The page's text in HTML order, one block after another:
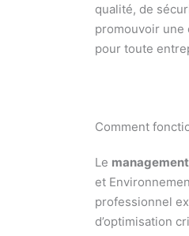
qualité, de
promouvoir une
pour toute
Comment
Le
et
professionnel
d’optimisation